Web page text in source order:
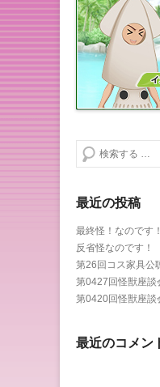
検索する
最近の投稿
最終怪！なのです！
反省怪なのです！
第26回コス家具公
第0427回怪獣座談
第0420回怪獣座談
最近のコメン